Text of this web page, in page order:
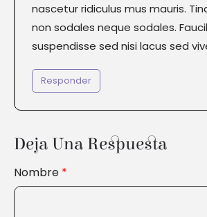
nascetur ridiculus mus mauris.
non sodales neque sodales.
suspendisse sed nisi lacus sed
Responder
Deja Una Respuesta
Nombre *